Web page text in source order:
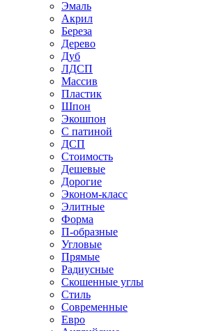
Эмаль
Акрил
Береза
Дерево
Дуб
ЛДСП
Массив
Пластик
Шпон
Экошпон
С патиной
ДСП
Стоимость
Дешевые
Дорогие
Эконом-класс
Элитные
Форма
П-образные
Угловые
Прямые
Радиусные
Скошенные углы
Стиль
Современные
Евро